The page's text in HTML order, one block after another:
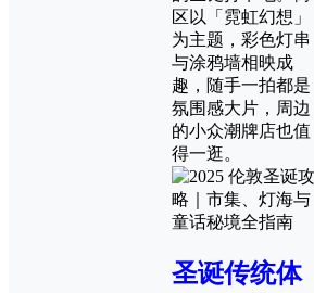
区以「霓虹幻想」
为主题，彩色灯串
与涂鸦墙相映成
趣，随手一拍都是
氛围感大片，周边
的小众潮牌店也值
得一逛。
圣诞传统体